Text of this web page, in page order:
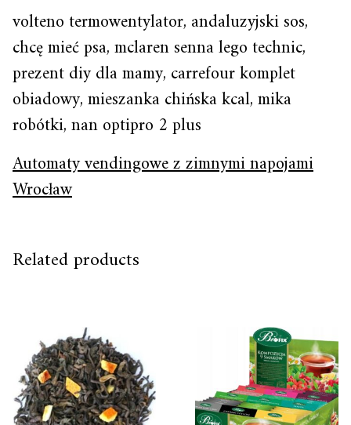
volteno termowentylator, andaluzyjski sos,
chcę mieć psa, mclaren senna lego technic,
prezent diy dla mamy, carrefour komplet
obiadowy, mieszanka chińska kcal, mika
robótki, nan optipro 2 plus
Automaty vendingowe z zimnymi napojami
Wrocław
Related products